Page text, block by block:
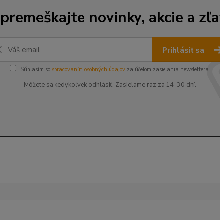
novinky, akcie a
Prihlásiť sa
Súhlasím so spracovaním osobných údajov za účelom zasielania newslettera.
Môžete sa kedykoľvek odhlásiť. Zasielame raz za 14-30 dní.